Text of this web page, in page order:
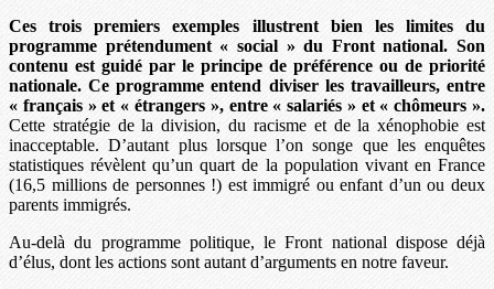
Ces trois premiers exemples illustrent bien les limites du
programme prétendument « social » du Front national. Son
contenu est guidé par le principe de préférence ou de priorité
nationale. Ce programme entend diviser les travailleurs, entre
« français » et « étrangers », entre « salariés » et « chômeurs ».
Cette stratégie de la division, du racisme et de la xénophobie est
inacceptable. D’autant plus lorsque l’on songe que les enquêtes
statistiques révèlent qu’un quart de la population vivant en France
(16,5 millions de personnes !) est immigré ou enfant d’un ou deux
parents immigrés.
Au-delà du programme politique, le Front national dispose déjà
d’élus, dont les actions sont autant d’arguments en notre faveur.